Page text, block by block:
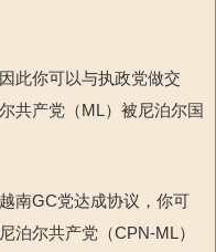
此你可以与执政党做交
共产党（ML）被尼泊尔国
南GC党达成协议，你可
泊尔共产党（CPN-ML）